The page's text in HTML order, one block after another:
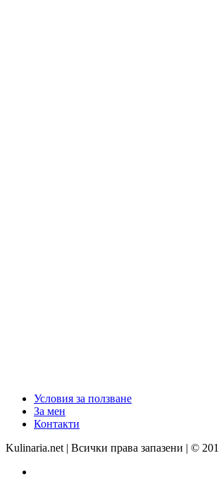
Условия за ползване
За мен
Контакти
Kulinaria.net | Всички права запазени | ©